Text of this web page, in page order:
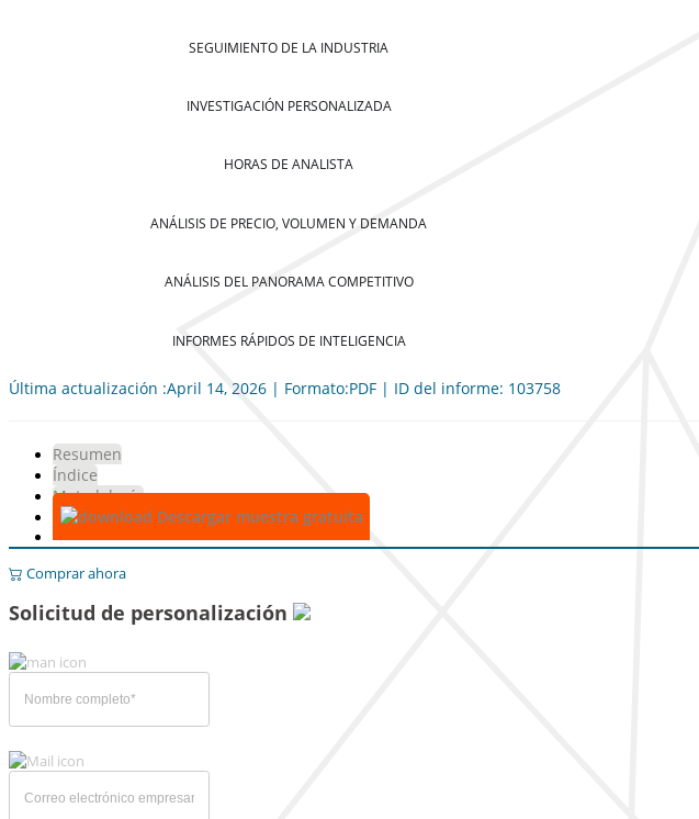
SEGUIMIENTO DE LA INDUSTRIA
INVESTIGACIÓN PERSONALIZADA
HORAS DE ANALISTA
ANÁLISIS DE PRECIO, VOLUMEN Y DEMANDA
ANÁLISIS DEL PANORAMA COMPETITIVO
INFORMES RÁPIDOS DE INTELIGENCIA
Última actualización :April 14, 2026 | Formato:PDF | ID del informe: 103758
Resumen
Índice
Metodología
Descargar muestra gratuita
Comprar ahora
Solicitud de personalización